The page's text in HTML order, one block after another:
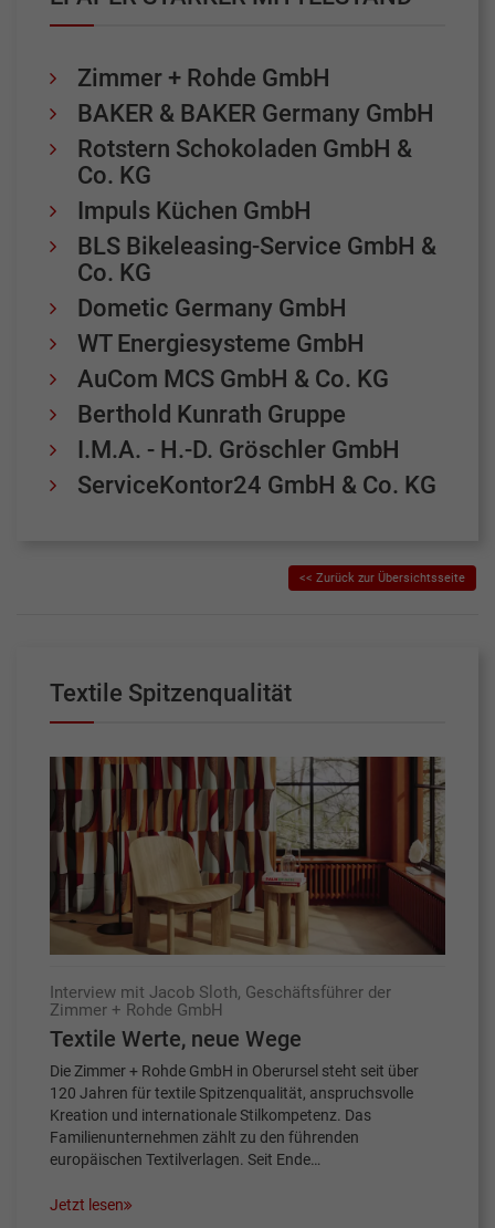
Zimmer + Rohde GmbH
BAKER & BAKER Germany GmbH
Rotstern Schokoladen GmbH &
Co. KG
Impuls Küchen GmbH
BLS Bikeleasing-Service GmbH &
Co. KG
Dometic Germany GmbH
WT Energiesysteme GmbH
AuCom MCS GmbH & Co. KG
Berthold Kunrath Gruppe
I.M.A. - H.-D. Gröschler GmbH
ServiceKontor24 GmbH & Co. KG
<< Zurück zur Übersichtsseite
Textile Spitzenqualität
Interview mit Jacob Sloth, Geschäftsführer der
Zimmer + Rohde GmbH
Textile Werte, neue Wege
Die Zimmer + Rohde GmbH in Oberursel steht seit über
120 Jahren für textile Spitzenqualität, anspruchsvolle
Kreation und internationale Stilkompetenz. Das
Familienunternehmen zählt zu den führenden
europäischen Textilverlagen. Seit Ende…
Jetzt lesen